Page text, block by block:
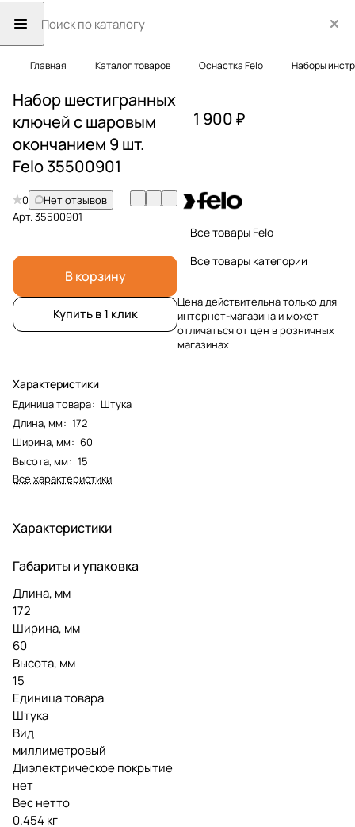
Главная Каталог товаров Оснастка Felo Наборы
Набор шестигранных
ключей с шаровым
окончанием 9 шт.
Felo 35500901
0
Нет отзывов
Арт.35500901
В корзину
Купить в 1 клик
Характеристики
Единица товара: Штука
Длина, мм: 172
Ширина, мм: 60
Высота, мм: 15
Все характеристики
1 900 ₽
Все товары Felo
Все товары категории
Цена действительна только для
интернет-магазина и может
отличаться от цен в розничных
магазинах
Характеристики
Габариты и упаковка
Длина, мм
172
Ширина, мм
60
Высота, мм
15
Единица товара
Штука
Вид
миллиметровый
Диэлектрическое покрытие
нет
Вес нетто
0.454 кг